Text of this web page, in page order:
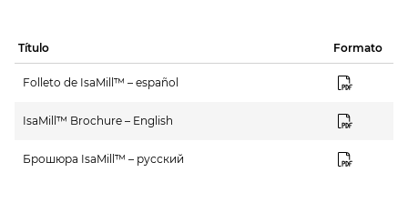
Título Formato
Folleto de IsaMill™ – español
IsaMill™ Brochure – English
Брошюра IsaMill™ – русский